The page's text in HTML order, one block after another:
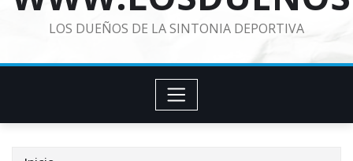
LOS DUEÑOS DE LA SINTONIA DEPORTIVA